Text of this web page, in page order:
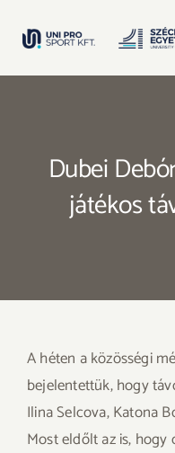
Dubei
játékos
A héten a közösségi
bejelentettük, hogy
Ilina Selcova, Katona
Most eldőlt az is,